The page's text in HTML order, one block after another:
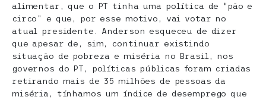
alimentar, que o PT tinha uma política de “pão e
circo” e que, por esse motivo, vai votar no
atual presidente. Anderson esqueceu de dizer
que apesar de, sim, continuar existindo
situação de pobreza e miséria no Brasil, nos
governos do PT, políticas públicas foram criadas
retirando mais de 35 milhões de pessoas da
miséria, tínhamos um índice de desemprego que